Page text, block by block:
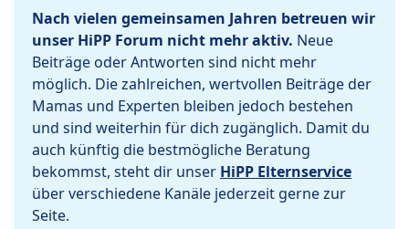
Nach vielen gemeinsamen Jahren betreuen wir
unser HiPP Forum nicht mehr aktiv. Neue
Beiträge oder Antworten sind nicht mehr
möglich. Die zahlreichen, wertvollen Beiträge der
Mamas und Experten bleiben jedoch bestehen
und sind weiterhin für dich zugänglich. Damit du
auch künftig die bestmögliche Beratung
bekommst, steht dir unser HiPP Elternservice
über verschiedene Kanäle jederzeit gerne zur
Seite.